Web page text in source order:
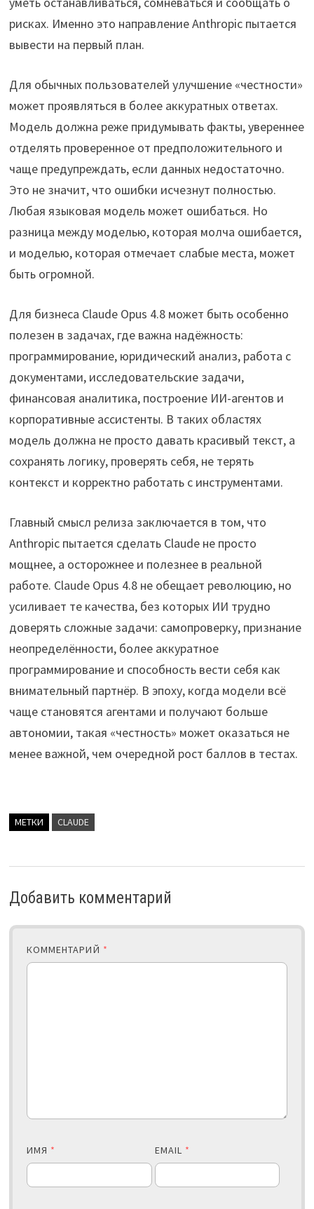
рисках. Именно это направление Anthropic пытается
вывести на первый план.
Для обычных пользователей улучшение «честности»
может проявляться в более аккуратных ответах.
Модель должна реже придумывать факты, увереннее
отделять проверенное от предположительного и
чаще предупреждать, если данных недостаточно.
Это не значит, что ошибки исчезнут полностью.
Любая языковая модель может ошибаться. Но
разница между моделью, которая молча ошибается,
и моделью, которая отмечает слабые места, может
быть огромной.
Для бизнеса Claude Opus 4.8 может быть особенно
полезен в задачах, где важна надёжность:
программирование, юридический анализ, работа с
документами, исследовательские задачи,
финансовая аналитика, построение ИИ-агентов и
корпоративные ассистенты. В таких областях
модель должна не просто давать красивый текст, а
сохранять логику, проверять себя, не терять
контекст и корректно работать с инструментами.
Главный смысл релиза заключается в том, что
Anthropic пытается сделать Claude не просто
мощнее, а осторожнее и полезнее в реальной
работе. Claude Opus 4.8 не обещает революцию, но
усиливает те качества, без которых ИИ трудно
доверять сложные задачи: самопроверку, признание
неопределённости, более аккуратное
программирование и способность вести себя как
внимательный партнёр. В эпоху, когда модели всё
чаще становятся агентами и получают больше
автономии, такая «честность» может оказаться не
менее важной, чем очередной рост баллов в тестах.
МЕТКИ CLAUDE
Добавить комментарий
КОММЕНТАРИЙ *
ИМЯ * EMAIL *